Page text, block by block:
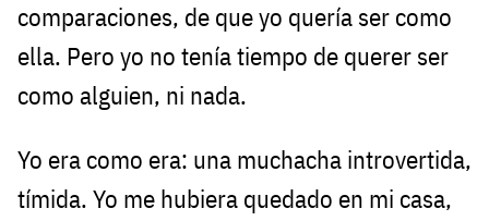
comparaciones, de que yo quería ser como
ella. Pero yo no tenía tiempo de querer ser
como alguien, ni nada.
Yo era como era: una muchacha introvertida,
tímida. Yo me hubiera quedado en mi casa,